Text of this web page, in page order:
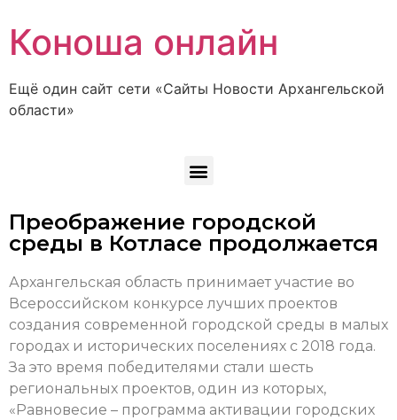
Коноша онлайн
Ещё один сайт сети «Сайты Новости Архангельской
области»
Преображение городской
среды в Котласе продолжается
Архангельская область принимает участие во
Всероссийском конкурсе лучших проектов
создания современной городской среды в малых
городах и исторических поселениях с 2018 года.
За это время победителями стали шесть
региональных проектов, один из которых,
«Равновесие – программа активации городских